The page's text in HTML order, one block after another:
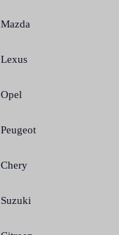
Mazda
Lexus
Opel
Peugeot
Chery
Suzuki